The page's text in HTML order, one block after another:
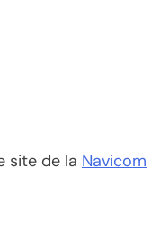
site de la Navicom